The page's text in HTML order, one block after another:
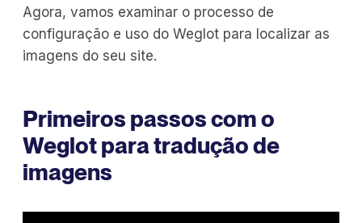
Agora, vamos examinar o processo de
configuração e uso do Weglot para localizar as
imagens do seu site.
Primeiros passos com o
Weglot para tradução de
imagens